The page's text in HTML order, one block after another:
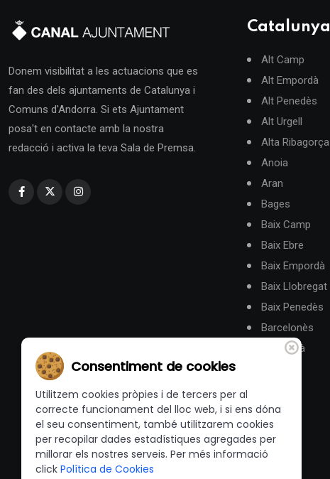
Donem visibilitat a les actuacions que es
fan des dels ajuntaments de Catalunya i
Comuns d'Andorra. Si ets Ajuntament
posa't en contacte amb la nostra
redacció i activa la teva Sala de Premsa.
Catalunya
Alt Camp
Alt Empordà
Alt Penedès
Alt Urgell
Alta Ribagorça
Anoia
Aran
Bages
Baix Camp
Baix Ebre
Baix Empordà
Baix Llobregat
Baix Penedès
Barcelonès
Berguedà
Consentiment de cookies
Utilitzem cookies pròpies i de tercers per al
correcte funcionament del lloc web, i si ens dóna
el seu consentiment, també utilitzarem cookies
per recopilar dades estadístiques agregades per
millorar els nostres serveis. Per més informació
click Política de Cookies